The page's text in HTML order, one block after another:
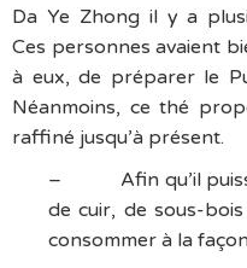
Da Ye Zhong il y a
Ces personnes avaient
à eux, de préparer le
Néanmoins, ce thé
raffiné jusqu’à présent.
– Afin qu’il puisse
de cuir, de sous-
consommer à la